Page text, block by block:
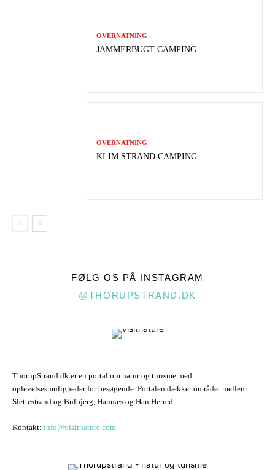
OVERNATNING
JAMMERBUGT CAMPING
OVERNATNING
KLIM STRAND CAMPING
FØLG OS PÅ INSTAGRAM
@THORUPSTRAND.DK
ThorupStrand.dk er en portal om natur og turisme med
oplevelsesmuligheder for besøgende. Portalen dækker området mellem
Slettestrand og Bulbjerg, Hannæs og Han Herred.
Kontakt: info@visitnature.com